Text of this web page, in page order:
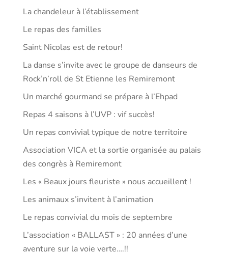
La chandeleur à l’établissement
Le repas des familles
Saint Nicolas est de retour!
La danse s’invite avec le groupe de danseurs de
Rock’n’roll de St Etienne les Remiremont
Un marché gourmand se prépare à l’Ehpad
Repas 4 saisons à l’UVP : vif succès!
Un repas convivial typique de notre territoire
Association VICA et la sortie organisée au palais
des congrès à Remiremont
Les « Beaux jours fleuriste » nous accueillent !
Les animaux s’invitent à l’animation
Le repas convivial du mois de septembre
L’association « BALLAST » : 20 années d’une
aventure sur la voie verte….!!